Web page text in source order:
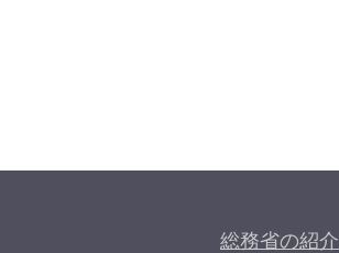
総務省の紹介